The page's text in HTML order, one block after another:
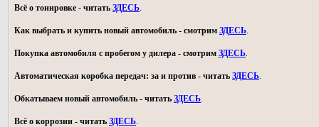
Всё о тонировке - читать ЗДЕСЬ.
Как выбрать и купить новый автомобиль - смотрим ЗДЕСЬ.
Покупка автомобиля с пробегом у дилера - смотрим ЗДЕСЬ.
Автоматическая коробка передач: за и против - читать ЗДЕСЬ.
Обкатываем новый автомобиль - читать ЗДЕСЬ.
Всё о коррозии - читать ЗДЕСЬ.